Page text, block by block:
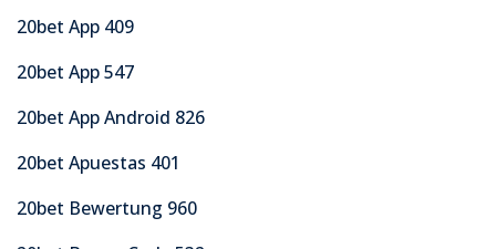
20bet App 409
20bet App 547
20bet App Android 826
20bet Apuestas 401
20bet Bewertung 960